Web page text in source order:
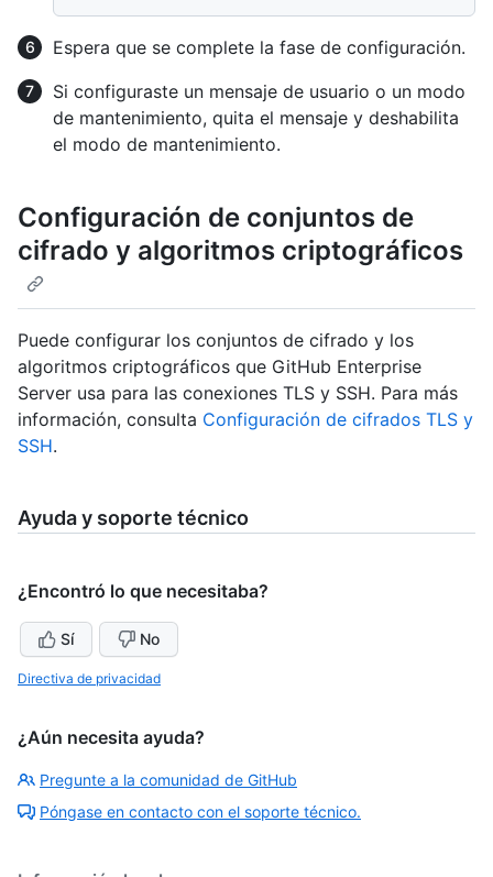
Espera que se complete la fase de configuración.
Si configuraste un mensaje de usuario o un modo
de mantenimiento, quita el mensaje y deshabilita
el modo de mantenimiento.
Configuración de conjuntos de
cifrado y algoritmos criptográficos
Puede configurar los conjuntos de cifrado y los
algoritmos criptográficos que GitHub Enterprise
Server usa para las conexiones TLS y SSH. Para más
información, consulta Configuración de cifrados TLS y
SSH.
Ayuda y soporte técnico
¿Encontró lo que necesitaba?
Sí No
Directiva de privacidad
¿Aún necesita ayuda?
Pregunte a la comunidad de GitHub
Póngase en contacto con el soporte técnico.